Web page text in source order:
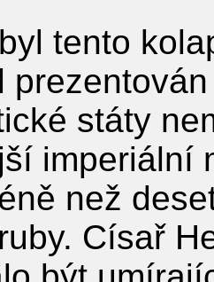
tento
státy
imperiální
než
Císař